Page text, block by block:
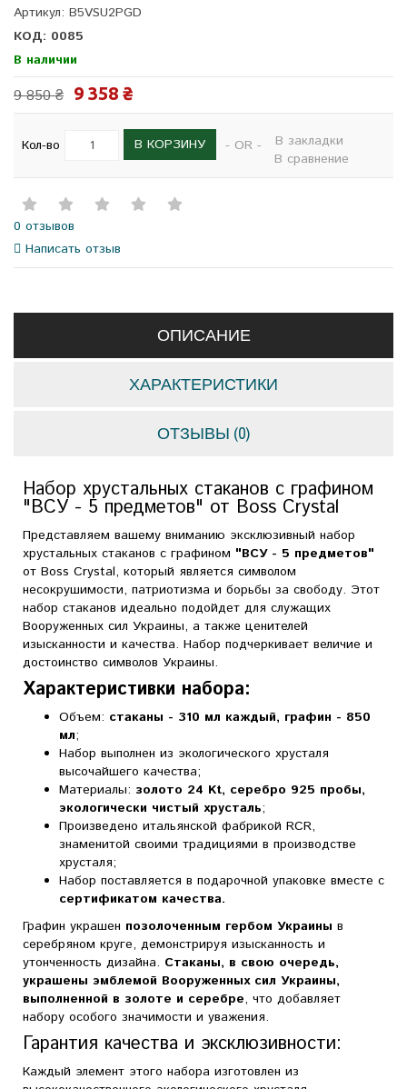
Артикул: B5VSU2PGD
КОД: 0085
В наличии
9 850 ₴ 9 358 ₴
Кол-во В КОРЗИНУ - OR -
В закладки
В сравнение
0 отзывов
Написать отзыв
ОПИСАНИЕ
ХАРАКТЕРИСТИКИ
ОТЗЫВЫ (0)
Набор хрустальных стаканов с графином
"ВСУ - 5 предметов" от Boss Crystal
Представляем вашему вниманию эксклюзивный набор
хрустальных стаканов с графином "ВСУ - 5 предметов"
от Boss Crystal, который является символом
несокрушимости, патриотизма и борьбы за свободу. Этот
набор стаканов идеально подойдет для служащих
Вооруженных сил Украины, а также ценителей
изысканности и качества. Набор подчеркивает величие и
достоинство символов Украины.
Характеристивки набора:
Объем: стаканы - 310 мл каждый, графин - 850
мл;
Набор выполнен из экологического хрусталя
высочайшего качества;
Материалы: золото 24 Kt, серебро 925 пробы,
экологически чистый хрусталь;
Произведено итальянской фабрикой RCR,
знаменитой своими традициями в производстве
хрусталя;
Набор поставляется в подарочной упаковке вместе с
сертификатом качества.
Графин украшен позолоченным гербом Украины в
серебряном круге, демонстрируя изысканность и
утонченность дизайна. Стаканы, в свою очередь,
украшены эмблемой Вооруженных сил Украины,
выполненной в золоте и серебре, что добавляет
набору особого значимости и уважения.
Гарантия качества и эксклюзивности:
Каждый элемент этого набора изготовлен из